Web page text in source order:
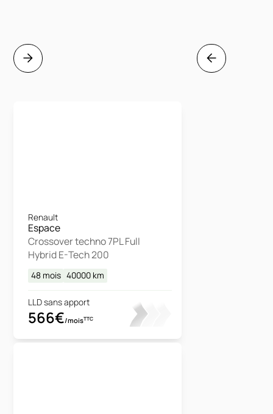
Renault
Espace
Crossover techno 7PL Full
Hybrid E-Tech 200
48 mois 40000 km
LLD sans apport
566€/moisTTC